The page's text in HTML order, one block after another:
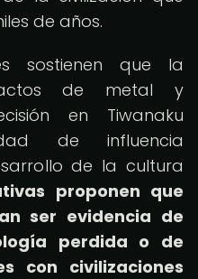
de años.
sostienen que la
de metal y
en Tiwanaku
de influencia
de la cultura
proponen que
ser evidencia de
perdida o de
con civilizaciones